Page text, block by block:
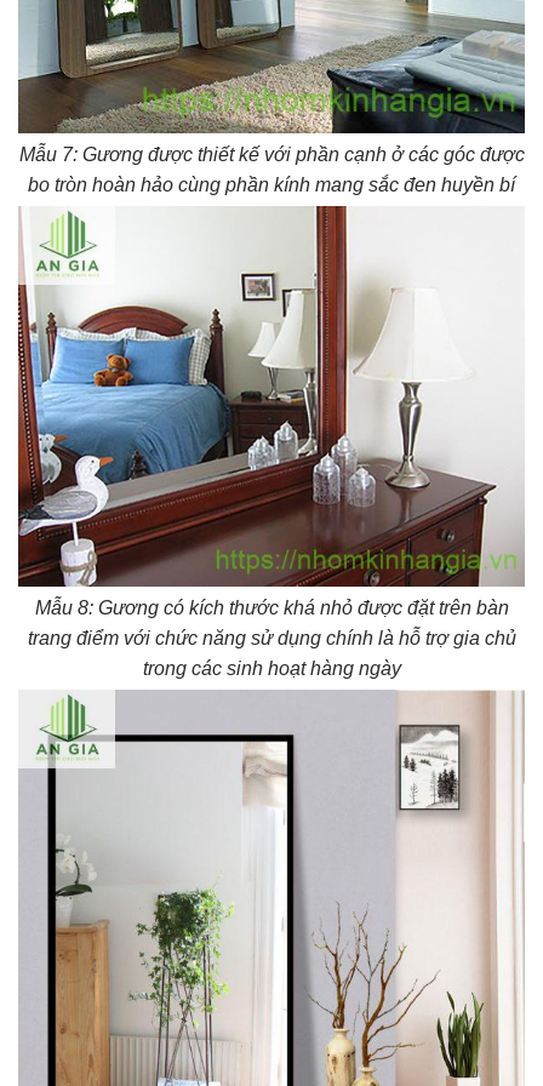
Mẫu 7: Gương được thiết kế với phần cạnh ở các góc được
bo tròn hoàn hảo cùng phần kính mang sắc đen huyền bí
Mẫu 8: Gương có kích thước khá nhỏ được đặt trên bàn
trang điểm với chức năng sử dụng chính là hỗ trợ gia chủ
trong các sinh hoạt hàng ngày